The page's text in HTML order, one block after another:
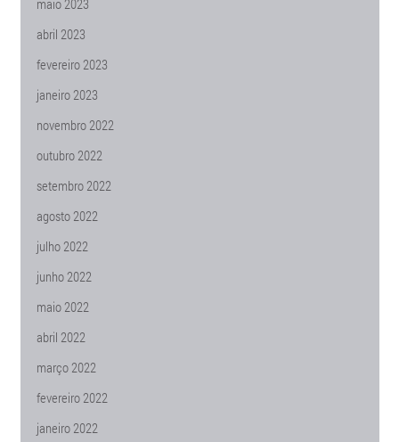
maio 2023
abril 2023
fevereiro 2023
janeiro 2023
novembro 2022
outubro 2022
setembro 2022
agosto 2022
julho 2022
junho 2022
maio 2022
abril 2022
março 2022
fevereiro 2022
janeiro 2022